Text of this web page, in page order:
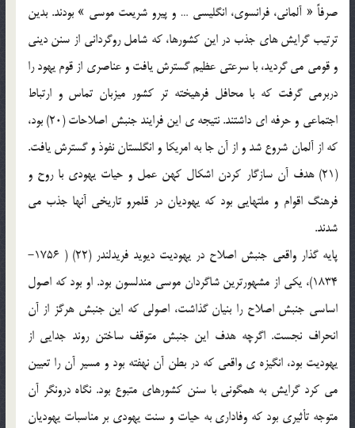
صرفاً « آلماني، فرانسوي، انگليسي … و پيرو شريعت موسي » بودند. بدين
ترتيب گرايش هاي جذب در اين كشورها، كه شامل روگرداني از سنن ديني
و قومي مي گرديد، با سرعتي عظيم گسترش يافت و عناصري از قوم يهود را
دربرمي گرفت كه با محافل فرهيخته تر كشور ميزبان تماس و ارتباط
اجتماعي و حرفه اي داشتند. نتيجه ي اين فرايند جنبش اصلاحات (20) بود،
كه از آلمان شروع شد و از آن جا به امريكا و انگلستان نفوذ و گسترش يافت.
(21) هدف آن سازگار كردن اشكال كهن عمل و حيات يهودي با روح و
فرهنگ اقوام و ملتهايي بود كه يهوديان در قلمرو تاريخي آنها جذب مي
شدند.
پايه گذار واقعي جنبش اصلاح در يهوديت ديويد فريدلندر (22) ( 1756-
1834)، يكي از مشهورترين شاگردان موسي مندلسون بود. او بود كه اصول
اساسي جنبش اصلاح را بنيان گذاشت، اصولي كه اين جنبش هرگز از آن
انحراف نجست. اگرچه هدف اين جنبش متوقف ساختن روند جدايي از
يهوديت بود، انگيزه ي واقعي كه در بطن آن نهفته بود و مسير آن را تعيين
مي كرد گرايش به همگوني با سنن كشورهاي متبوع بود. نگاه درونگر آن
متوجه تأثيري بود كه وفاداري به حيات و سنت يهودي بر مناسبات يهوديان